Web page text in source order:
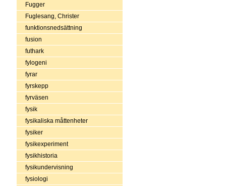
Fugger
Fuglesang, Christer
funktionsnedsättning
fusion
futhark
fylogeni
fyrar
fyrskepp
fyrväsen
fysik
fysikaliska måttenheter
fysiker
fysikexperiment
fysikhistoria
fysikundervisning
fysiologi